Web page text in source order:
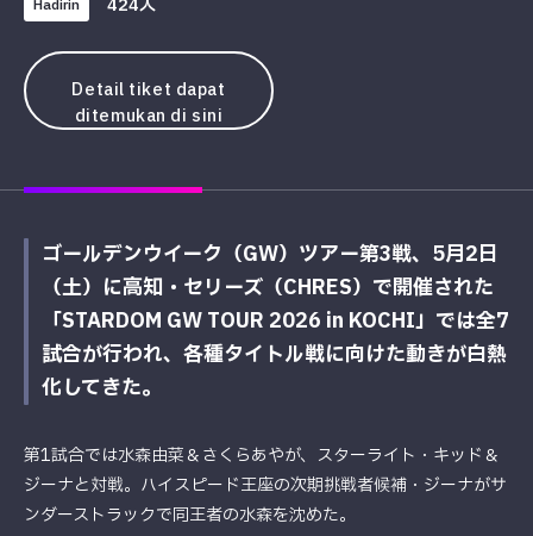
Hadirin
Detail tiket dapat
ditemukan di sini
ゴールデンウイーク（GW）ツアー第3戦、5月2日
（土）に高知・セリーズ（CHRES）で開催された
「STARDOM GW TOUR 2026 in KOCHI」では全7
試合が行われ、各種タイトル戦に向けた動きが白熱
化してきた。
第1試合では水森由菜＆さくらあやが、スターライト・キッド＆
ジーナと対戦。ハイスピード王座の次期挑戦者候補・ジーナがサ
ンダーストラックで同王者の水森を沈めた。